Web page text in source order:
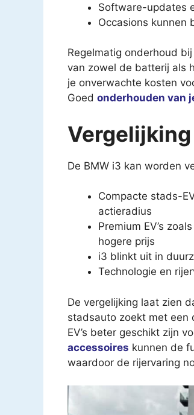
Software-updates
Occasions kunnen
Regelmatig onderhoud
van zowel de batterij als
je onverwachte kosten
Goed onderhouden van
Vergelijking
De BMW i3 kan worden
Compacte stads-
actieradius
Premium EV’s
hogere prijs
i3 blinkt uit in
Technologie en
De vergelijking laat zien
stadsauto zoekt met een
EV’s beter geschikt zijn
accessoires kunnen de
waardoor de rijervaring